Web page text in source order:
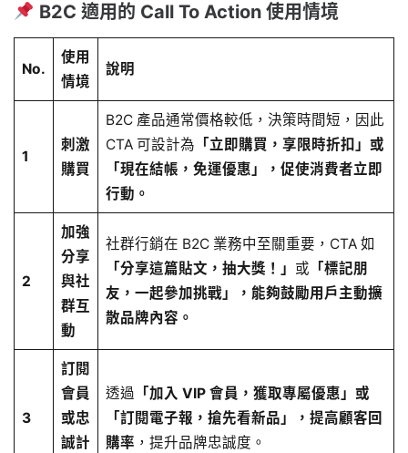
B2C 適用的 Call To Action 使用情境
No.
使用
情境
說明
1
刺激
購買
B2C 產品通常價格較低，決策時間短，因此
CTA 可設計為 「立即購買，享限時折扣」或
「現在結帳，免運優惠」，促使消費者立即
行動。
2
加強
分享
與社
群互
動
社群行銷在 B2C 業務中至關重要，CTA 如
「分享這篇貼文，抽大獎！」 或 「標記朋
友，一起參加挑戰」，能夠鼓勵用戶主動擴
散品牌內容。
3
訂閱
會員
或忠
誠計
透過 「加入 VIP 會員，獲取專屬優惠」或
「訂閱電子報，搶先看新品」，提高顧客回
購率 ，提升品牌忠誠度。